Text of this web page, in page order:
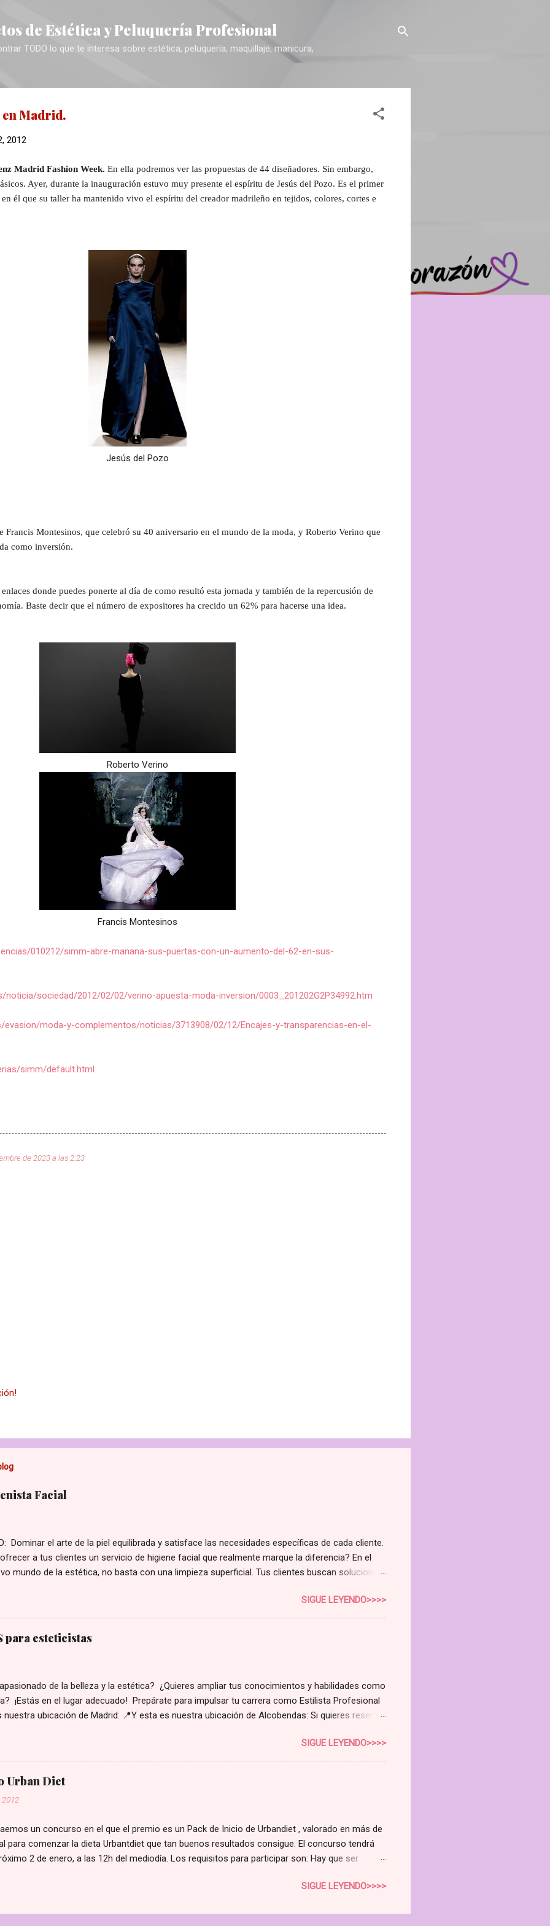
de Estética y Peluquería Profesional
TODO lo que te interesa sobre estética, peluquería, maquillaje, manicura,
en Madrid.
2012
Madrid Fashion Week. En ella podremos ver las propuestas de 44 diseñadores. Sin embargo,
Ayer, durante la inauguración estuvo muy presente el espíritu de Jesús del Pozo. Es el primer
él que su taller ha mantenido vivo el espíritu del creador madrileño en tejidos, colores, cortes e
Jesús del Pozo
Francis Montesinos, que celebró su 40 aniversario en el mundo de la moda, y Roberto Verino que
como inversión.
donde puedes ponerte al día de como resultó esta jornada y también de la repercusión de
Baste decir que el número de expositores ha crecido un 62% para hacerse una idea.
Roberto Verino
Francis Montesinos
010212/simm-abre-manana-sus-puertas-con-un-aumento-del-62-en-sus-
noticia/sociedad/2012/02/02/verino-apuesta-moda-inversion/0003_201202G2P34992.htm
evasion/moda-y-complementos/noticias/3713908/02/12/Encajes-y-transparencias-en-el-
simm/default.html
de 2023 a las 2:23
Facial
Dominar el arte de la piel equilibrada y satisface las necesidades específicas de cada cliente.
a tus clientes un servicio de higiene facial que realmente marque la diferencia? En el
mundo de la estética, no basta con una limpieza superficial. Tus clientes buscan soluciones
, te convertirás en la experta que tus clientes necesitan, aumentando la rentabilidad de tu
la fidelización de tu clientela. ¿Qué aprenderás en este curso? Este no es solo un curso; es
completa para perfeccionar tus protocolos y elevar tu cabina a un nuevo nivel. Cubriremos todo
para ofrecer tratamientos de higiene premium: Diagnóstico Avanzado Aprende a
y tratar alteraciones comunes de la piel: Alteraciones de las glándulas sebáceas Alteraciones
SIGUE LEYENDO>>>>
para esteticistas
de la belleza y la estética? ¿Quieres ampliar tus conocimientos y habilidades como
¡Estás en el lugar adecuado! Prepárate para impulsar tu carrera como Estilista Profesional
nuestra ubicación de Madrid: 📍Y esta es nuestra ubicación de Alcobendas: Si quieres reservar
SIGUE LEYENDO>>>>
Urban Diet
un concurso en el que el premio es un Pack de Inicio de Urbandiet , valorado en más de
para comenzar la dieta Urbantdiet que tan buenos resultados consigue. El concurso tendrá
2 de enero, a las 12h del mediodía. Los requisitos para participar son: Hay que ser
compartir en tu Facebook o blog un enlace a este concurso (también es válido hacerlo en otra
contigo en caso de resultar ganador y la dirección en la que has compartido el enlace a este
SIGUE LEYENDO>>>>